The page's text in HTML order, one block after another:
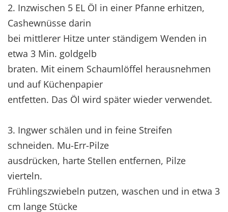
2. Inzwischen 5 EL Öl in einer Pfanne erhitzen,
Cashewnüsse darin
bei mittlerer Hitze unter ständigem Wenden in
etwa 3 Min. goldgelb
braten. Mit einem Schaumlöffel herausnehmen
und auf Küchenpapier
entfetten. Das Öl wird später wieder verwendet.
3. Ingwer schälen und in feine Streifen
schneiden. Mu-Err-Pilze
ausdrücken, harte Stellen entfernen, Pilze
vierteln.
Frühlingszwiebeln putzen, waschen und in etwa 3
cm lange Stücke